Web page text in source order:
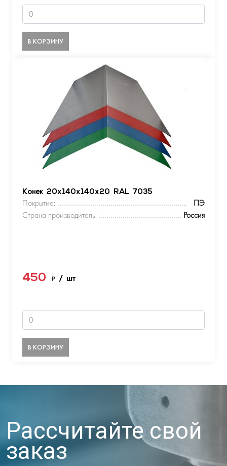
В КОРЗИНУ
Конек 20х140х140х20 RAL 7035
Покрытие:
ПЭ
Страна производитель:
Россия
450 ₽ / шт
В КОРЗИНУ
Рассчитайте свой
заказ